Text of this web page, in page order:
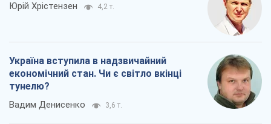
Юрій Хрістензен 4,2 т.
Україна вступила в надзвичайний
економічний стан. Чи є світло вкінці
тунелю?
Вадим Денисенко 3,6 т.